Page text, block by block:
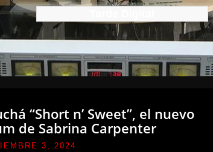
“Short n’ Sweet”, el nuevo
de Sabrina Carpenter
3, 2024